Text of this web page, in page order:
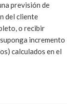
previsión de
del cliente
o recibir
incremento
calculados en el